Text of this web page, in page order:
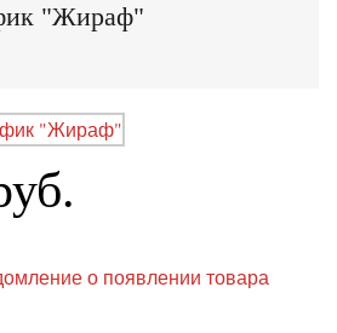
"Жираф"
о появлении товара